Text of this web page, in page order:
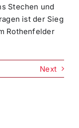
Stechen und
ist der Sieg
Rothenfelder
Next